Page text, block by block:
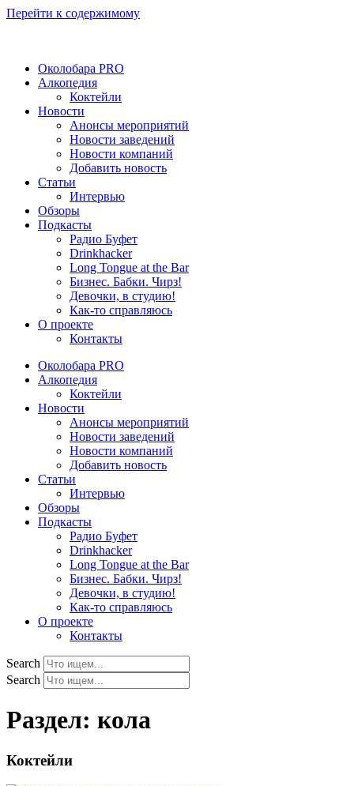
Перейти к содержимому
Околобара PRO
Алкопедия
Коктейли
Новости
Анонсы мероприятий
Новости заведений
Новости компаний
Добавить новость
Статьи
Интервью
Обзоры
Подкасты
Радио Буфет
Drinkhacker
Long Tongue at the Bar
Бизнес. Бабки. Чирз!
Девочки, в студию!
Как-то справляюсь
О проекте
Контакты
Околобара PRO
Алкопедия
Коктейли
Новости
Анонсы мероприятий
Новости заведений
Новости компаний
Добавить новость
Статьи
Интервью
Обзоры
Подкасты
Радио Буфет
Drinkhacker
Long Tongue at the Bar
Бизнес. Бабки. Чирз!
Девочки, в студию!
Как-то справляюсь
О проекте
Контакты
Search
Search
Раздел: кола
Коктейли